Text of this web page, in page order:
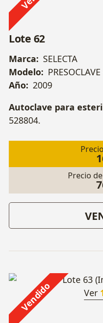
Lote 62
Marca: SELECTA
Modelo:
Año: 2009
Autoclave para
528804.
Precio
Vendido Ver